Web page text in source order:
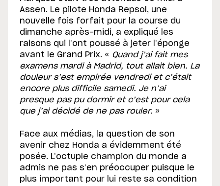
Assen. Le pilote Honda Repsol, une
nouvelle fois forfait pour la course du
dimanche après-midi, a expliqué les
raisons qui l’ont poussé à jeter l’éponge
avant le Grand Prix. « Quand j’ai fait mes
examens mardi à Madrid, tout allait bien. La
douleur s’est empirée vendredi et c’était
encore plus difficile samedi. Je n’ai
presque pas pu dormir et c’est pour cela
que j’ai décidé de ne pas rouler. »
Face aux médias, la question de son
avenir chez Honda a évidemment été
posée. L’octuple champion du monde a
admis ne pas s’en préoccuper puisque le
plus important pour lui reste sa condition